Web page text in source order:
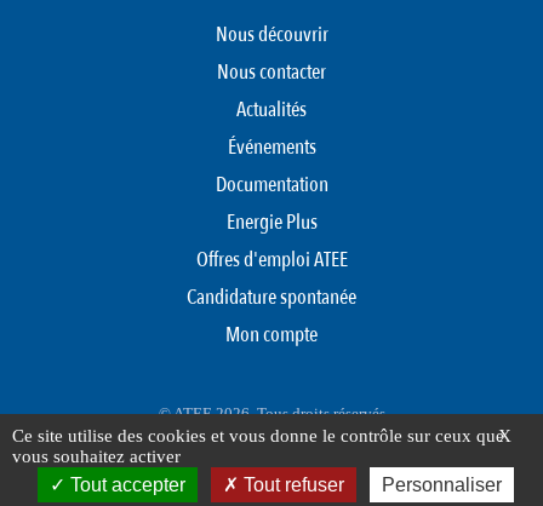
Nous découvrir
Nous contacter
Actualités
Événements
Documentation
Energie Plus
Offres d'emploi ATEE
Candidature spontanée
Mon compte
© ATEE 2026. Tous droits réservés
FOOTER
Protection des données personnelles Plan du site
X
Ce site utilise des cookies et vous donne le contrôle sur ceux que
vous souhaitez activer
Tout accepter Tout refuser Personnaliser